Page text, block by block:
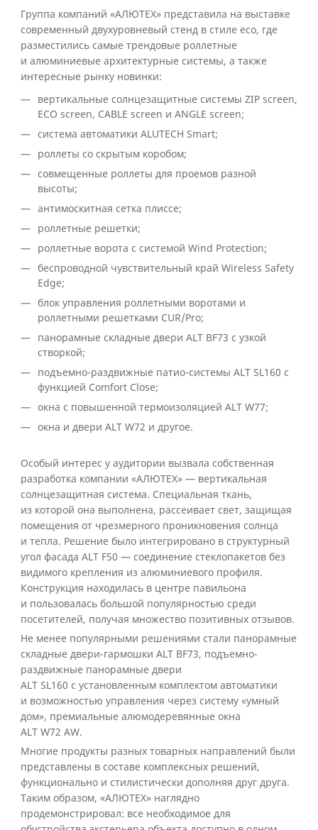
Группа компаний «АЛЮТЕХ» представила на выставке
современный двухуровневый стенд в стиле eco, где
разместились самые трендовые роллетные
и алюминиевые архитектурные системы, а также
интересные рынку новинки:
вертикальные солнцезащитные системы ZIP screen,
ECO screen, CABLE screen и ANGLE screen;
система автоматики ALUTECH Smart;
роллеты со скрытым коробом;
совмещенные роллеты для проемов разной
высоты;
антимоскитная сетка плиссе;
роллетные решетки;
роллетные ворота с системой Wind Protection;
беспроводной чувствительный край Wireless Safety
Edge;
блок управления роллетными воротами и
роллетными решетками CUR/Pro;
панорамные складные двери ALT BF73 с узкой
створкой;
подъемно-раздвижные патио-системы ALT SL160 с
функцией Comfort Close;
окна с повышенной термоизоляцией ALT W77;
окна и двери ALT W72 и другое.
Особый интерес у аудитории вызвала собственная
разработка компании «АЛЮТЕХ» — вертикальная
солнцезащитная система. Специальная ткань,
из которой она выполнена, рассеивает свет, защищая
помещения от чрезмерного проникновения солнца
и тепла. Решение было интегрировано в структурный
угол фасада ALT F50 — соединение стеклопакетов без
видимого крепления из алюминиевого профиля.
Конструкция находилась в центре павильона
и пользовалась большой популярностью среди
посетителей, получая множество позитивных отзывов.
Не менее популярными решениями стали панорамные
складные двери-гармошки ALT BF73, подъемно-
раздвижные панорамные двери
ALT SL160 с установленным комплектом автоматики
и возможностью управления через систему «умный
дом», премиальные алюмодеревянные окна
ALT W72 AW.
Многие продукты разных товарных направлений были
представлены в составе комплексных решений,
функционально и стилистически дополняя друг друга.
Таким образом, «АЛЮТЕХ» наглядно
продемонстрировал: все необходимое для